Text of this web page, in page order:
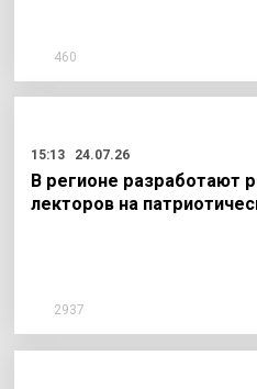
460
15:13
24.07.26
В регионе разработают
лекторов на
2937